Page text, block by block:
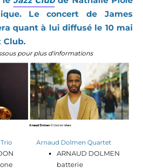
Le concert de James
quant à lui diffusé le 10 mai
Club.
pour plus d'informations
Arnaud Dolmen Quartet
ARNAUD DOLMEN
batterie